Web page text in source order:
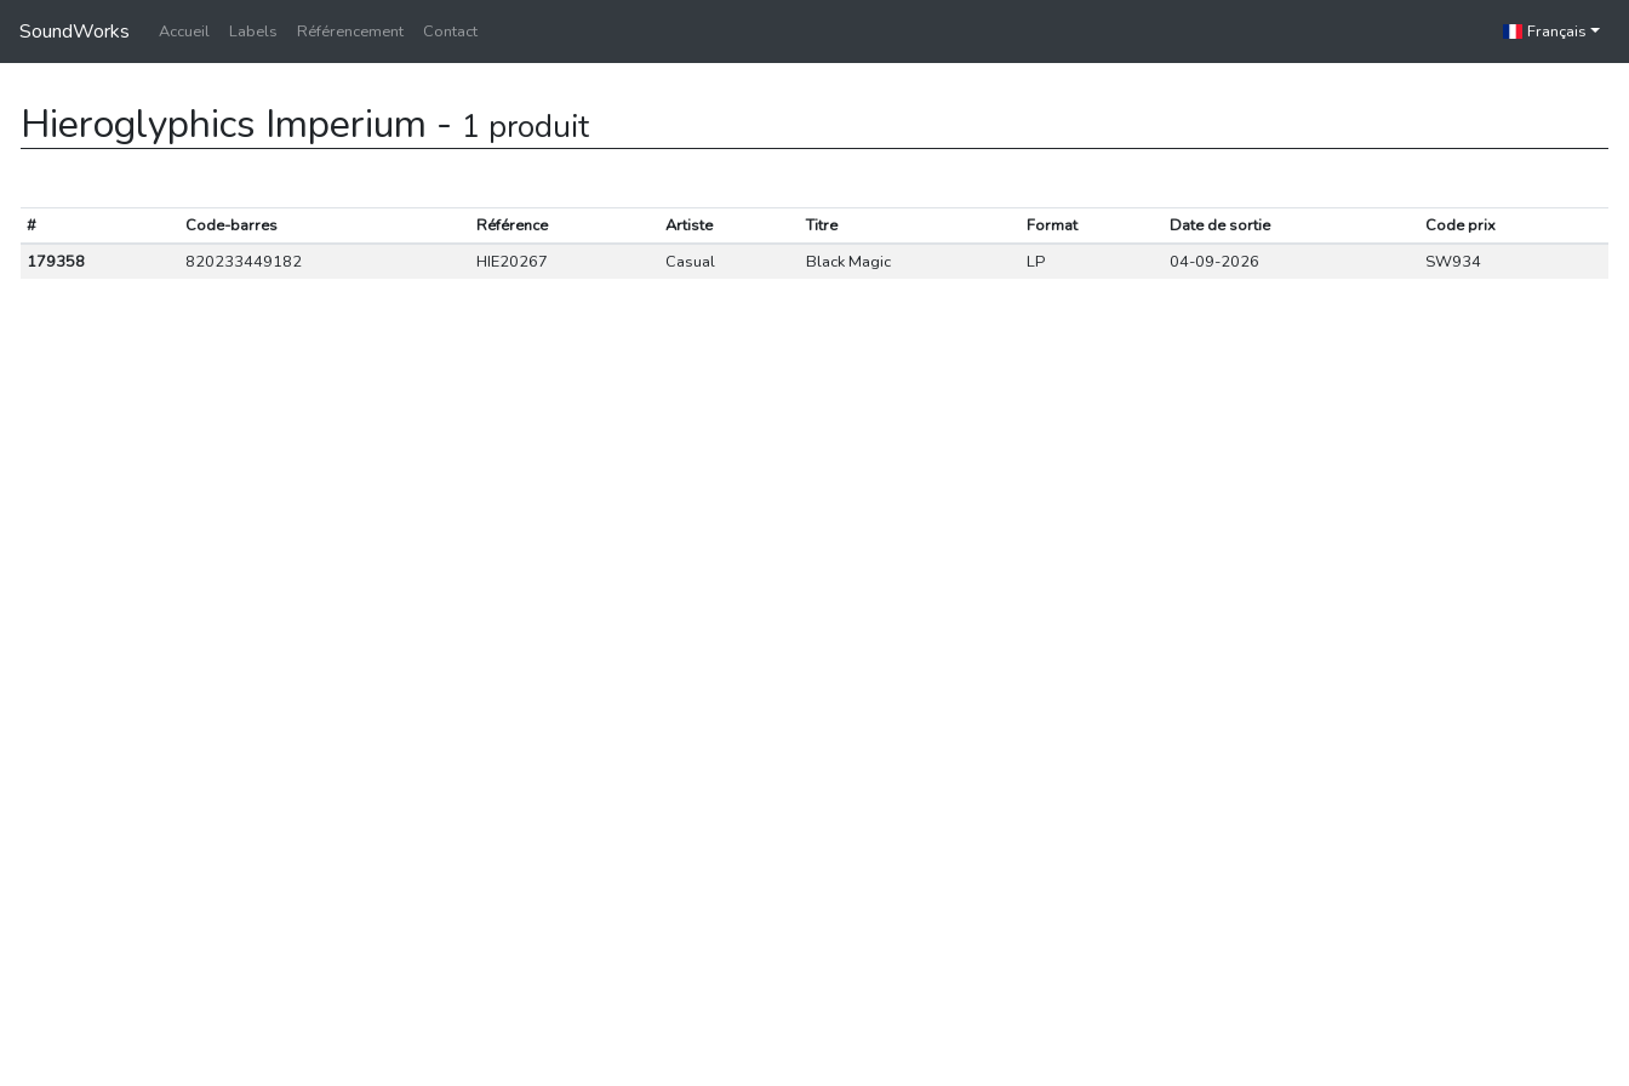
SoundWorks Accueil Labels Référencement Contact Français
Hieroglyphics Imperium - 1 produit
# Code-barres Référence Artiste Titre Format Date de sortie
Code prix
179358
820233449182 HIE20267 Casual Black Magic LP 04-09-2026 SW934